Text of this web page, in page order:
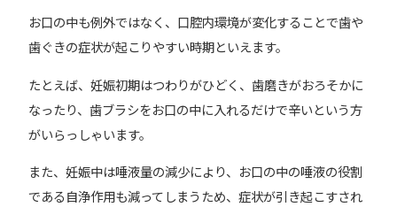
お口の中も例外ではなく、口腔内環境が変化することで歯や
歯ぐきの症状が起こりやすい時期といえます。
たとえば、妊娠初期はつわりがひどく、歯磨きがおろそかに
なったり、歯ブラシをお口の中に入れるだけで辛いという方
がいらっしゃいます。
また、妊娠中は唾液量の減少により、お口の中の唾液の役割
である自浄作用も減ってしまうため、症状が引き起こすされ